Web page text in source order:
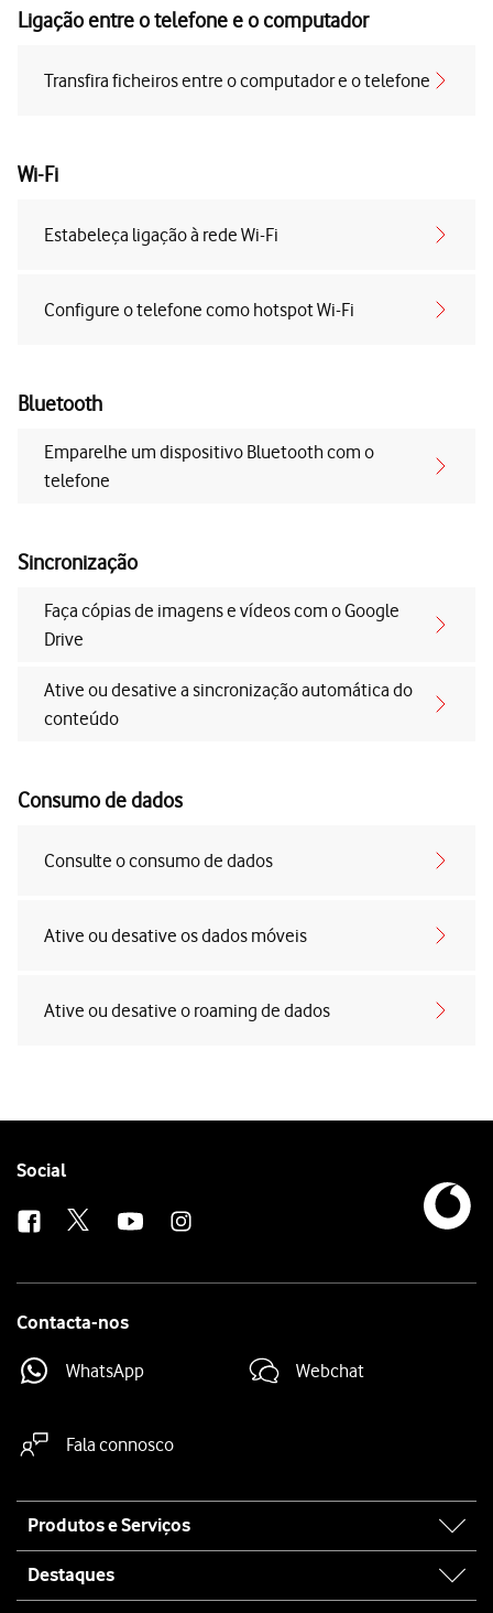
Ligação entre o telefone e o computador
Transfira ficheiros entre o computador e o telefone
Wi-Fi
Estabeleça ligação à rede Wi-Fi
Configure o telefone como hotspot Wi-Fi
Bluetooth
Emparelhe um dispositivo Bluetooth com o
telefone
Sincronização
Faça cópias de imagens e vídeos com o Google
Drive
Ative ou desative a sincronização automática do
conteúdo
Consumo de dados
Consulte o consumo de dados
Ative ou desative os dados móveis
Ative ou desative o roaming de dados
Follow
Social
Contacta-nos
WhatsApp Webchat
Fala connosco
map
Produtos e Serviços
Destaques